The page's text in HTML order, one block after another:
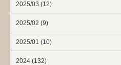
2025/03 (12)
2025/02 (9)
2025/01 (10)
2024 (132)